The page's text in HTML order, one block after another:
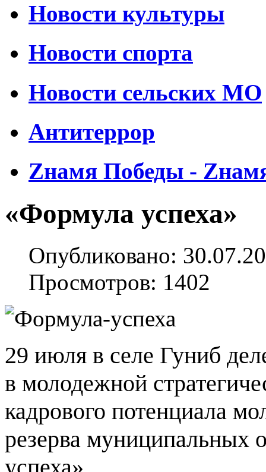
Новости культуры
Новости спорта
Новости сельских МО
Антитеррор
Zнамя Победы -
«Формула успеха»
Опубликовано:
Просмотров: 1402
29 июля в селе Гуниб
в молодежной
кадрового потенциала
резерва муниципальных